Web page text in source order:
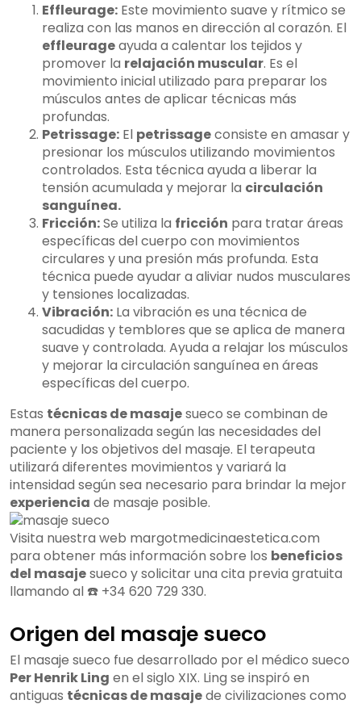
Effleurage: Este movimiento suave y rítmico se
realiza con las manos en dirección al corazón. El
effleurageayuda a calentar los tejidos y
promover la relajación muscular. Es el
movimiento inicial utilizado para preparar los
músculos antes de aplicar técnicas más
profundas.
Petrissage: El petrissageconsiste en amasar y
presionar los músculos utilizando movimientos
controlados. Esta técnica ayuda a liberar la
tensión acumulada y mejorar la circulación
sanguínea.
Fricción:Se utiliza la fricción para tratar áreas
específicas del cuerpo con movimientos
circulares y una presión más profunda. Esta
técnica puede ayudar a aliviar nudos musculares
y tensiones localizadas.
Vibración: La vibración es una técnica de
sacudidas y temblores que se aplica de manera
suave y controlada. Ayuda a relajar los músculos
y mejorar la circulación sanguínea en áreas
específicas del cuerpo.
Estas técnicas de masajesueco se combinan de
manera personalizada según las necesidades del
paciente y los objetivos del masaje. El terapeuta
utilizará diferentes movimientos y variará la
intensidad según sea necesario para brindar la mejor
experiencia de masaje posible.
Visita nuestra web margotmedicinaestetica.com
para obtener más información sobre los beneficios
del masajesueco y solicitar una cita previa gratuita
llamando al ☎️ +34 620 729 330.
Origen del masaje sueco
El masaje sueco fue desarrollado por el médico sueco
Per Henrik Ling en el siglo XIX. Ling se inspiró en
antiguas técnicas de masajede civilizaciones como